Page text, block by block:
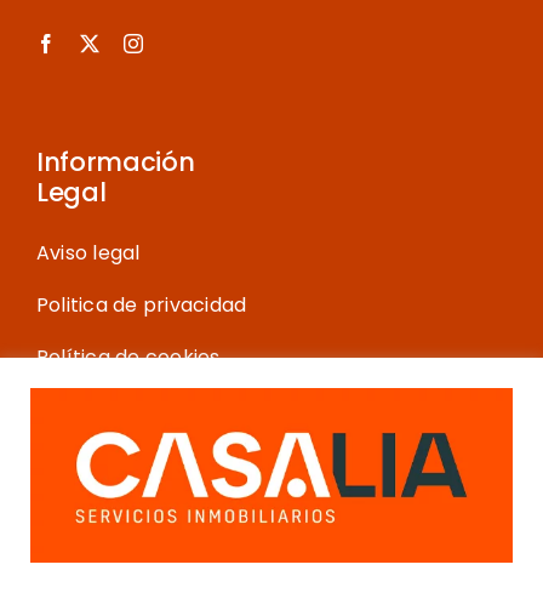
Información
Legal
Aviso legal
Politica de privacidad
Política de cookies